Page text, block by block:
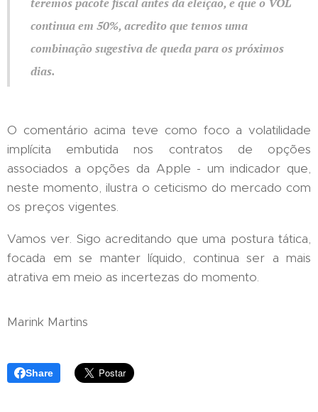
teremos pacote fiscal antes da eleição, e que o VOL
continua em 50%, acredito que temos uma
combinação sugestiva de queda para os próximos
dias.
O comentário acima teve como foco a volatilidade
implícita embutida nos contratos de opções
associados a opções da Apple - um indicador que,
neste momento, ilustra o ceticismo do mercado com
os preços vigentes.
Vamos ver. Sigo acreditando que uma postura tática,
focada em se manter líquido, continua ser a mais
atrativa em meio as incertezas do momento.
Marink Martins
Share